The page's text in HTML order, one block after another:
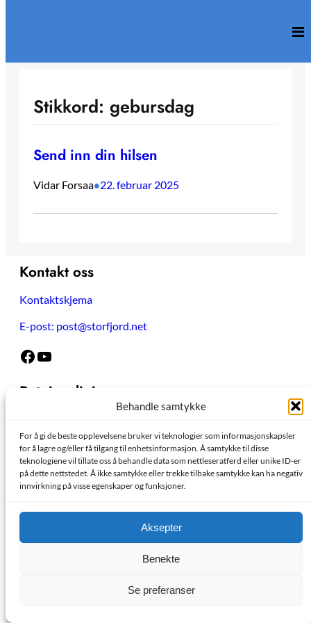
Behandle samtykke
For å gi de beste opplevelsene bruker vi teknologier som informasjonskapsler
for å lagre og/eller få tilgang til enhetsinformasjon. Å samtykke til disse
teknologiene vil tillate oss å behandle data som nettleseratferd eller unike ID-er
på dette nettstedet. Å ikke samtykke eller trekke tilbake samtykke kan ha negativ
innvirkning på visse egenskaper og funksjoner.
Aksepter
Benekte
Se preferanser
Stikkord: gebursdag
Send inn din hilsen
Vidar Forsaa•22. februar 2025
Kontakt oss
Kontaktskjema
E-post: post@storfjord.net
Facebook YouTube
Retningslinjer
»
– og alle viser «God folkeskikk». OK?
Informasjonskapsler
2024 | Made with love by